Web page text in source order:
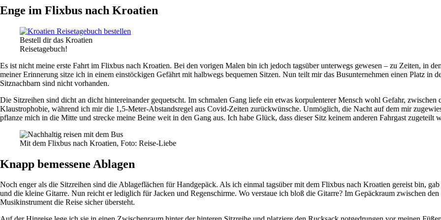
Enge im Flixbus nach Kroatien
Bestell dir das Kroatien
Reisetagebuch!
Es ist nicht meine erste Fahrt im Flixbus nach Kroatien. Bei den vorigen Malen bin ich jedoch tagsüber unterwegs gewesen – zu Zeiten, in
meiner Erinnerung sitze ich in einem einstöckigen Gefährt mit halbwegs bequemen Sitzen. Nun teilt mir das Busunternehmen einen Platz in
Sitznachbarn sind nicht vorhanden.
Die Sitzreihen sind dicht an dicht hintereinander gequetscht. Im schmalen Gang liefe ein etwas korpulenterer Mensch wohl Gefahr,
Klaustrophobie, während ich mir die 1,5-Meter-Abstandsregel aus Covid-Zeiten zurückwünsche. Unmöglich, die Nacht auf dem mir
pflanze mich in die Mitte und strecke meine Beine weit in den Gang aus. Ich habe Glück, dass dieser Sitz keinem anderen Fahrgast zugeteilt
Mit dem Flixbus nach Kroatien, Foto: Reise-Liebe
Knapp bemessene Ablagen
Noch enger als die Sitzreihen sind die Ablageflächen für Handgepäck. Als ich einmal tagsüber mit dem Flixbus nach Kroatien gereist bin,
und die kleine Gitarre. Nun reicht er lediglich für Jacken und Regenschirme. Wo verstaue ich bloß die Gitarre? Im Gepäckraum zwischen
Musikinstrument die Reise sicher übersteht.